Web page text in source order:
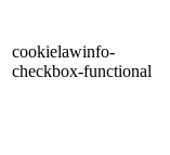
cookielawinfo-
checkbox-functional